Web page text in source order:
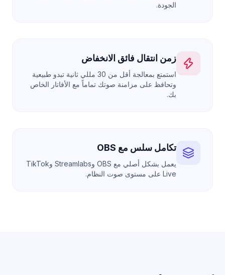
الجودة.
زمن انتقال فائق الانخفاض
استمتع بمعالجة أقل من 30 مللي ثانية تبدو طبيعية
وتحافظ على مزامنة صوتك تماماً مع الأفاتار الخاص
بك.
تكامل سلس مع OBS
يعمل بشكل أصلي مع OBS وStreamlabs وTikTok
Live على مستوى صوت النظام.